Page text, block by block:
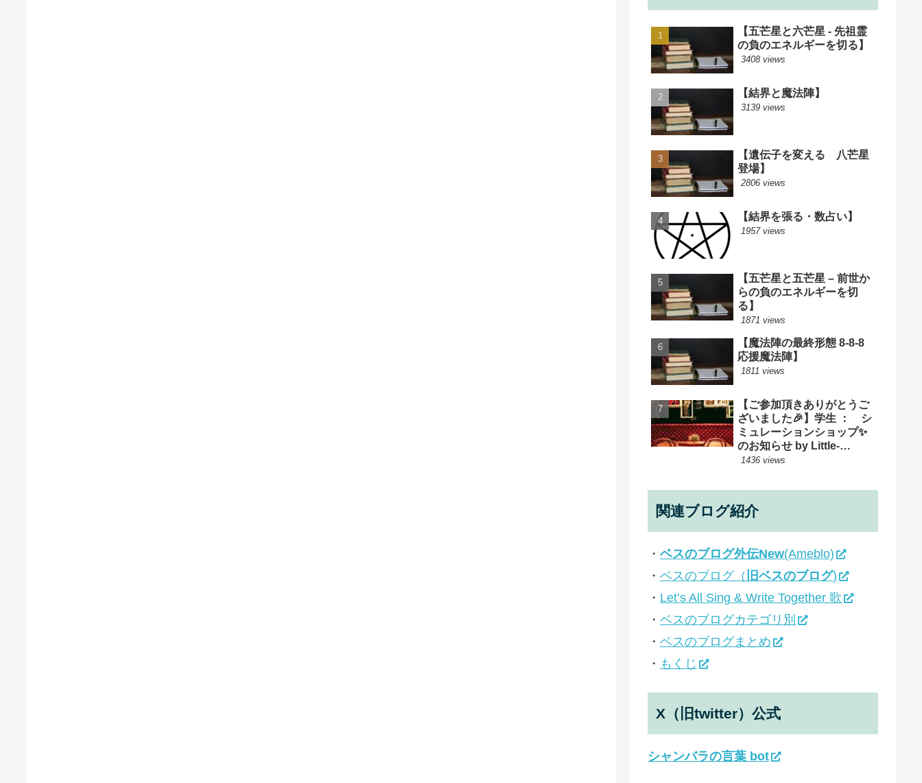
【五芒星と六芒星 - 先祖霊
の負のエネルギーを切る】
3408 views
【結界と魔法陣】
3139 views
【遺伝子を変える 八芒星
登場】
2806 views
【結界を張る・数占い】
1957 views
【五芒星と五芒星 – 前世か
らの負のエネルギーを切
る】
1871 views
【魔法陣の最終形態 8-8-8
応援魔法陣】
1811 views
【ご参加頂きありがとうご
ざいました🎉】学生 ： シ
ミュレーションショップ✨
のお知らせ by Little-
Cooking
1436 views
関連ブログ紹介
・ ベスのブログ外伝New(Ameblo)
・ ベスのブログ（ 旧ベスのブログ)
・ Let’s All Sing & Write Together 歌
・ ベスのブログカテゴリ別
・ ベスのブログまとめ
・ もくじ
X（旧twitter）公式
シャンバラの言葉 bot